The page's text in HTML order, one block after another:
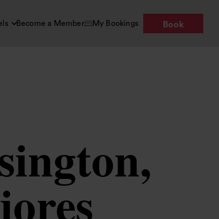
Become a Member My Bookings Book